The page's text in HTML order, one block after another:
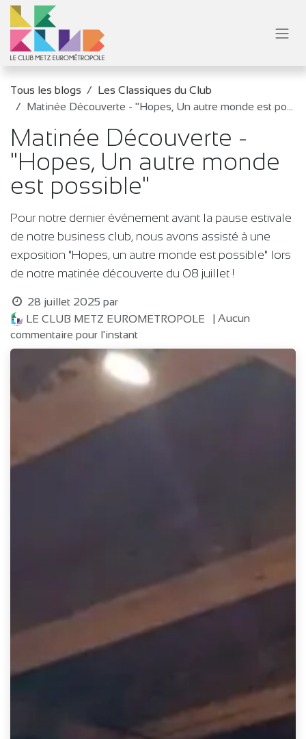
Se rendre au contenu
Tous les blogs
Les Classiques du Club
Matinée Découverte - "Hopes, Un autre monde est possible"
Matinée Découverte -
"Hopes, Un autre monde
est possible"
Pour notre dernier événement avant la pause estivale
de notre business club, nous avons assisté à une
exposition "Hopes, un autre monde est possible" lors
de notre matinée découverte du 08 juillet !
28 juillet 2025 par
LE CLUB METZ EUROMETROPOLE
| Aucun
commentaire pour l'instant